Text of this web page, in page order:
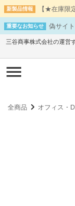
新製品情報 【★在庫限
重要なお知らせ 偽サイ
三谷商事株式会社の運営
全商品 オフィス・